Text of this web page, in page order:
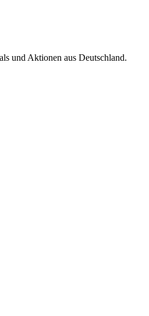
und Aktionen aus Deutschland.